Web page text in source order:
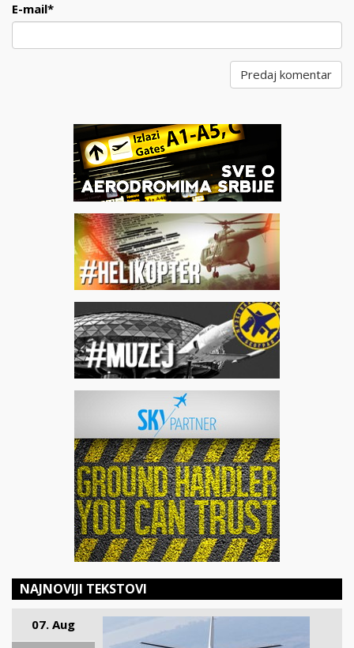
E-mail*
NAJNOVIJI TEKSTOVI
07. Aug